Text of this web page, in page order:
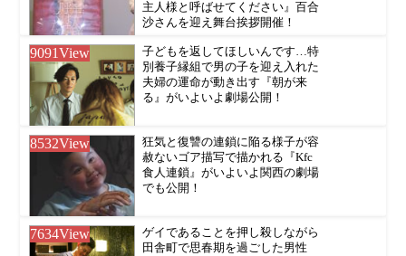
主人様と呼ばせてください』百合
沙さんを迎え舞台挨拶開催！
9091View
子どもを返してほしいんです…特
別養子縁組で男の子を迎え入れた
夫婦の運命が動き出す『朝が来
る』がいよいよ劇場公開！
8532View
狂気と復讐の連鎖に陥る様子が容
赦ないゴア描写で描かれる『Kfc
食人連鎖』がいよいよ関西の劇場
でも公開！
7634View
ゲイであることを押し殺しながら
田舎町で思春期を過ごした男性